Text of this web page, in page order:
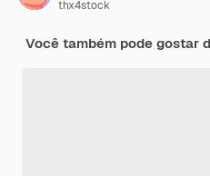
thx4stock
Você também pode gostar